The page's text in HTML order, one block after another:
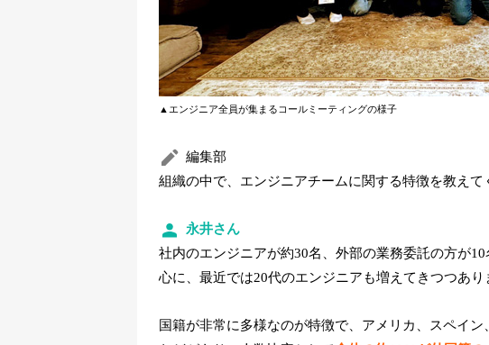
▲エンジニア全員が集まるコールミーティングの様子
編集部
組織の中で、エンジニアチームに関する特徴を教えて
永井さん
社内のエンジニアが約30名、外部の業務委託の方が
心に、最近では20代のエンジニアも増えてきつつあり
国籍が非常に多様なのが特徴で、アメリカ、スペイ